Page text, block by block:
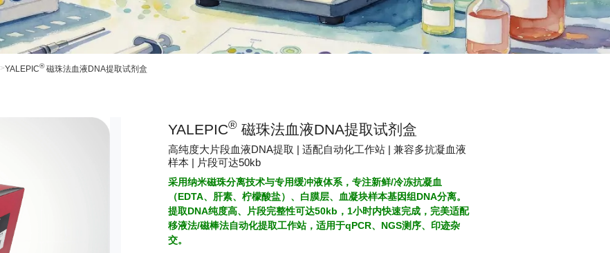
>YALEPIC®磁珠法血液DNA提取试剂盒
YALEPIC® 磁珠法血液DNA提取试剂盒
高纯度大片段血液DNA提取 | 适配自动化工作站 | 兼容多抗凝血液
样本 | 片段可达50kb
采用纳米磁珠分离技术与专用缓冲液体系，专注新鲜/冷冻抗凝血
（EDTA、肝素、柠檬酸盐）、白膜层、血凝块样本基因组DNA分离。
提取DNA纯度高、片段完整性可达50kb，1小时内快速完成，完美适配
移液法/磁棒法自动化提取工作站，适用于qPCR、NGS测序、印迹杂
交。